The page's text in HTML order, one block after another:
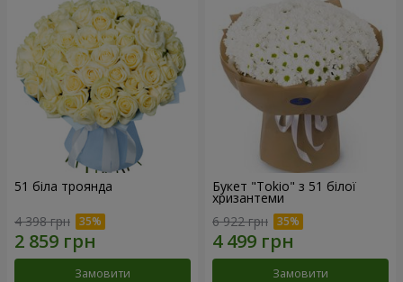
51 біла троянда
4 398 грн
Замовити
Букет "Tokio" з 51 білої
хризантеми
6 922 грн
Замовити